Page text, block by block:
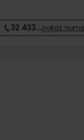
32 433…pokaż